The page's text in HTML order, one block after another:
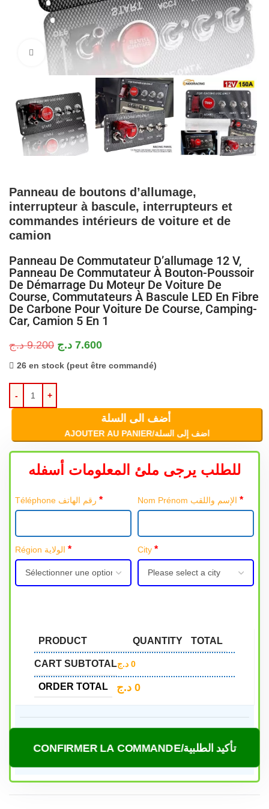
Cliquez pour agrandir
Panneau de boutons d’allumage,
interrupteur à bascule, interrupteurs et
commandes intérieurs de voiture et de
camion
Panneau De Commutateur D’allumage 12 V,
Panneau De Commutateur À Bouton-Poussoir
De Démarrage Du Moteur De Voiture De
Course, Commutateurs À Bascule LED En Fibre
De Carbone Pour Voiture De Course, Camping-
Car, Camion 5 En 1
9.200 د.ج 7.600 د.ج
26 en stock (peut être commandé)
أضف الى السلة
AJOUTER AU PANIER/اضف إلى السلة
للطلب يرجى ملئ المعلومات أسفله
Téléphone رقم الهاتف* *
Région الولاية* City *
PRODUCT QUANTITY TOTAL
CART SUBTOTAL 0 د.ج
ORDER TOTAL 0 د.ج
CONFIRMER LA COMMANDE/تأكيد الطلبية